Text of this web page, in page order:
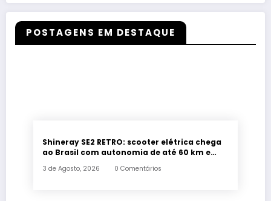
POSTAGENS EM DESTAQUE
Shineray SE2 RETRO: scooter elétrica chega
ao Brasil com autonomia de até 60 km e
3 de Agosto, 2026 0 Comentários